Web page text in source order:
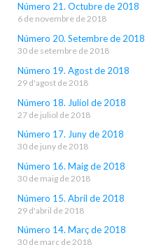
Número 21. Octubre de 2018
6 de novembre de 2018
Número 20. Setembre de 2018
30 de setembre de 2018
Número 19. Agost de 2018
29 d'agost de 2018
Número 18. Juliol de 2018
27 de juliol de 2018
Número 17. Juny de 2018
30 de juny de 2018
Número 16. Maig de 2018
30 de maig de 2018
Número 15. Abril de 2018
29 d'abril de 2018
Número 14. Març de 2018
30 de març de 2018